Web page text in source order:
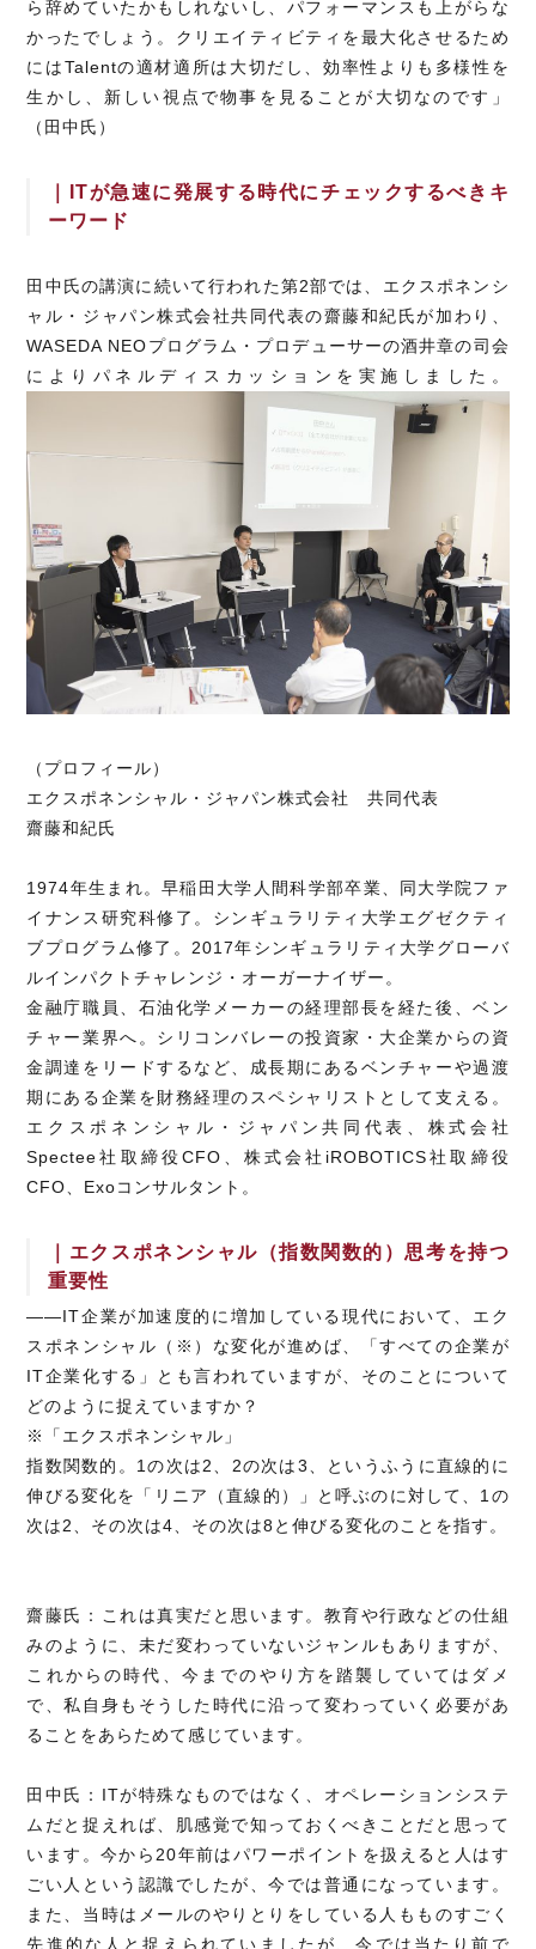
ら辞めていたかもしれないし、パフォーマンスも上がらな
かったでしょう。クリエイティビティを最大化させるため
にはTalentの適材適所は大切だし、効率性よりも多様性を
生かし、新しい視点で物事を見ることが大切なのです」
（田中氏）
｜ITが急速に発展する時代にチェックするべきキ
ーワード
田中氏の講演に続いて行われた第2部では、エクスポネンシ
ャル・ジャパン株式会社共同代表の齋藤和紀氏が加わり、
WASEDA NEOプログラム・プロデューサーの酒井章の司会
によりパネルディスカッションを実施しました。
（プロフィール）
エクスポネンシャル・ジャパン株式会社 共同代表
齋藤和紀氏
1974年生まれ。早稲田大学人間科学部卒業、同大学院ファ
イナンス研究科修了。シンギュラリティ大学エグゼクティ
ブプログラム修了。2017年シンギュラリティ大学グローバ
ルインパクトチャレンジ・オーガーナイザー。
金融庁職員、石油化学メーカーの経理部長を経た後、ベン
チャー業界へ。シリコンバレーの投資家・大企業からの資
金調達をリードするなど、成長期にあるベンチャーや過渡
期にある企業を財務経理のスペシャリストとして支える。
エクスポネンシャル・ジャパン共同代表、株式会社
Spectee社取締役CFO、株式会社iROBOTICS社取締役
CFO、Exoコンサルタント。
｜エクスポネンシャル（指数関数的）思考を持つ
重要性
――IT企業が加速度的に増加している現代において、エク
スポネンシャル（※）な変化が進めば、「すべての企業が
IT企業化する」とも言われていますが、そのことについて
どのように捉えていますか？
※「エクスポネンシャル」
指数関数的。1の次は2、2の次は3、というふうに直線的に
伸びる変化を「リニア（直線的）」と呼ぶのに対して、1の
次は2、その次は4、その次は8と伸びる変化のことを指す。
齋藤氏：これは真実だと思います。教育や行政などの仕組
みのように、未だ変わっていないジャンルもありますが、
これからの時代、今までのやり方を踏襲していてはダメ
で、私自身もそうした時代に沿って変わっていく必要があ
ることをあらためて感じています。
田中氏：ITが特殊なものではなく、オペレーションシステ
ムだと捉えれば、肌感覚で知っておくべきことだと思って
います。今から20年前はパワーポイントを扱えると人はす
ごい人という認識でしたが、今では普通になっています。
また、当時はメールのやりとりをしている人もものすごく
先進的な人と捉えられていましたが、今では当たり前で